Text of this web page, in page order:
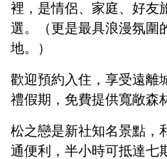
裡，是情侶、家庭、好友
選。（更是最具浪漫氛圍
地。）
歡迎預約入住，享受遠離
禮假期，免費提供寬敞森
松之戀是新社知名景點，
通便利，半小時可抵達七